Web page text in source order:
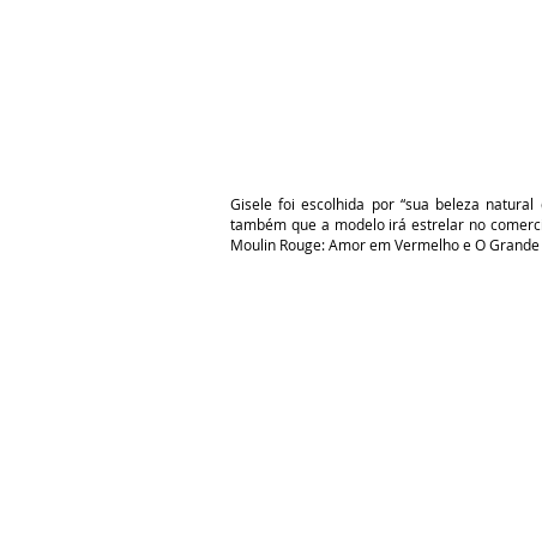
Gisele foi escolhida por “sua beleza
também que a modelo irá estrelar no
Moulin Rouge: Amor em Vermelho e O